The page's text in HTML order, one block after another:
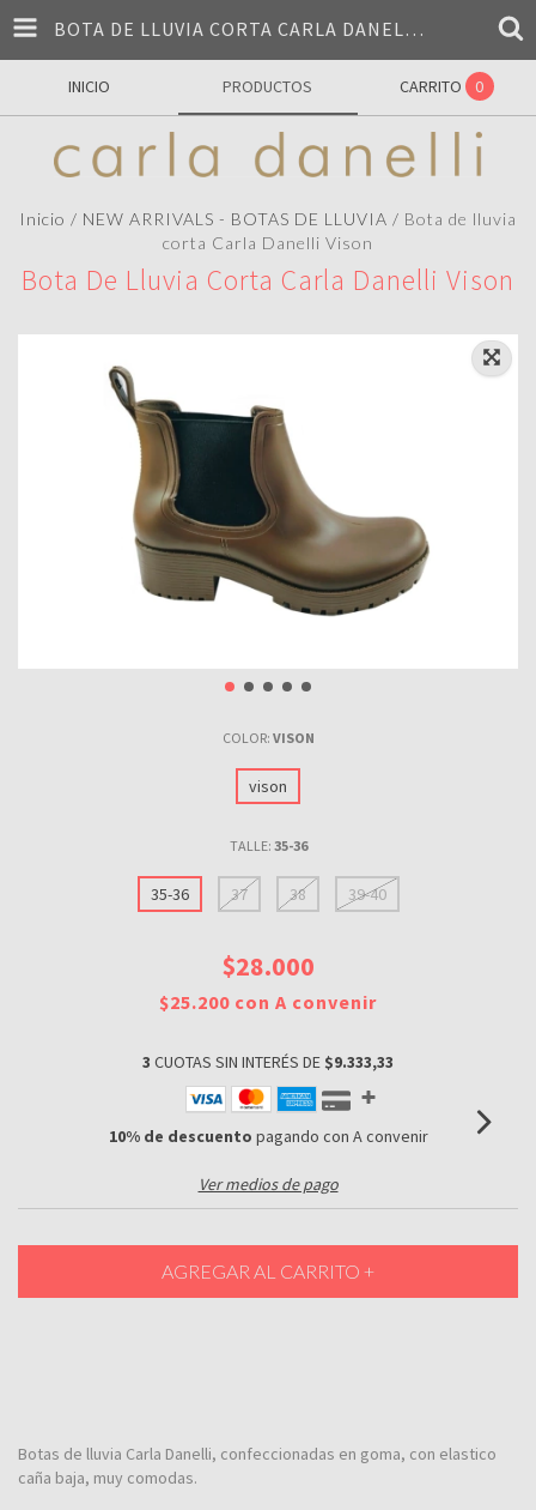
BOTA DE LLUVIA CORTA CARLA DANELLI VISON
INICIO PRODUCTOS CARRITO 0
Inicio / NEW ARRIVALS - BOTAS DE LLUVIA / Bota de lluvia
corta Carla Danelli Vison
Bota De Lluvia Corta Carla Danelli Vison
COLOR: VISON
vison
TALLE: 35-36
35-36 37 38 39-40
$28.000
$25.200 con A convenir
3 CUOTAS SIN INTERÉS DE $9.333,33
10% de descuento pagando con A convenir
Ver medios de pago
Botas de lluvia Carla Danelli, confeccionadas en goma, con elastico
caña baja, muy comodas.